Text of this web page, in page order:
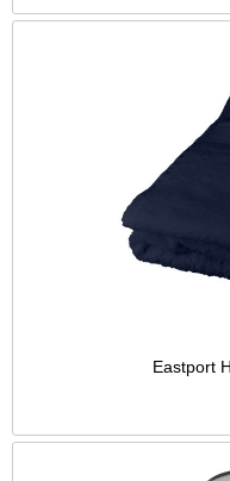
Eastport